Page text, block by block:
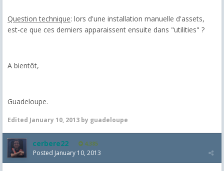
Question technique: lors d'une installation manuelle d'assets,
est-ce que ces derniers apparaissent ensuite dans "utilities" ?
A bientôt,
Guadeloupe.
Edited January 10, 2013 by guadeloupe
cerbere22 4,385
Posted January 10, 2013